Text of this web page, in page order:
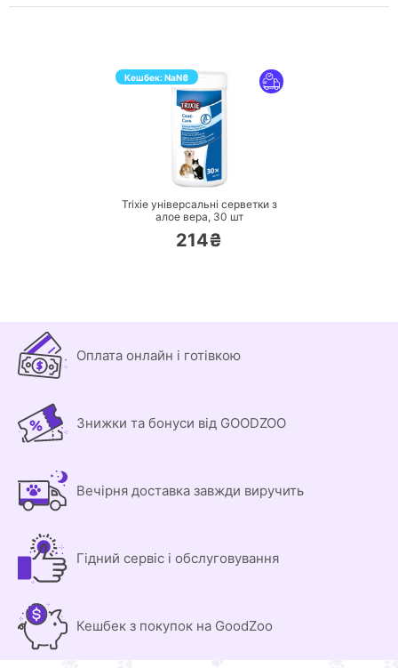
Кешбек:NaN₴
ПЕРЕЙТИ
Trixie універсальні серветки з
алое вера, 30 шт
214₴
Оплата онлайн і готівкою
Знижки та бонуси від GOODZOO
Вечірня доставка завжди виручить
Гідний сервіс і обслуговування
Кешбек з покупок на GoodZoo